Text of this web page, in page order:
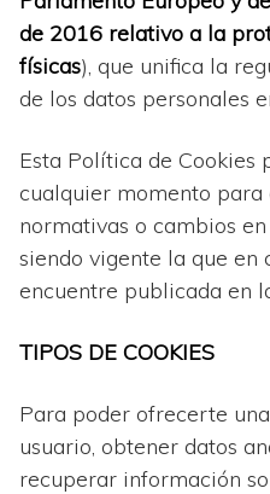
de 2016 relativo a la
físicas), que unifica la
de los datos personales
Esta Política de Cookies
cualquier momento para
normativas o cambios
siendo vigente la que en
encuentre publicada en
TIPOS DE COOKIES
Para poder ofrecerte
usuario, obtener datos
recuperar información